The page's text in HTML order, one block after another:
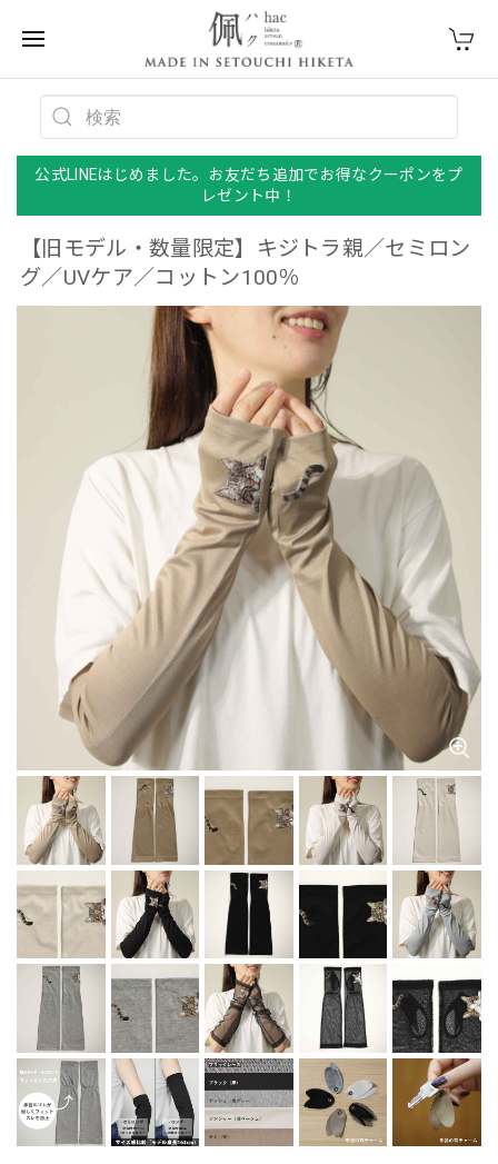
公式LINEはじめました。お友だち追加でお得なクーポンをプ
レゼント中！
【旧モデル・数量限定】キジトラ親／セミロン
グ／UVケア／コットン100％